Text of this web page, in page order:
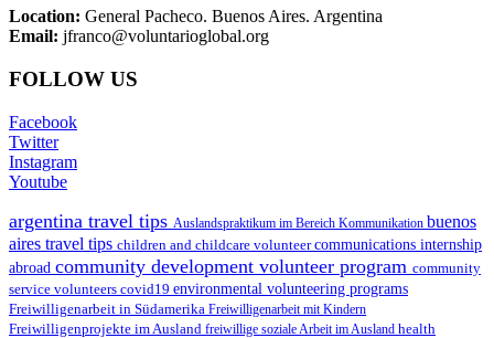
Location: General Pacheco. Buenos Aires. Argentina
Email: jfranco@voluntarioglobal.org
FOLLOW US
Facebook
Twitter
Instagram
Youtube
argentina travel tips Auslandspraktikum im Bereich Kommunikation buenos
aires travel tips children and childcare volunteercommunications internship
abroad community development volunteer program community
service volunteers covid19 environmental volunteering programs
Freiwilligenarbeit in Südamerika Freiwilligenarbeit mit Kindern
Freiwilligenprojekte im Ausland freiwillige soziale Arbeit im Ausland health